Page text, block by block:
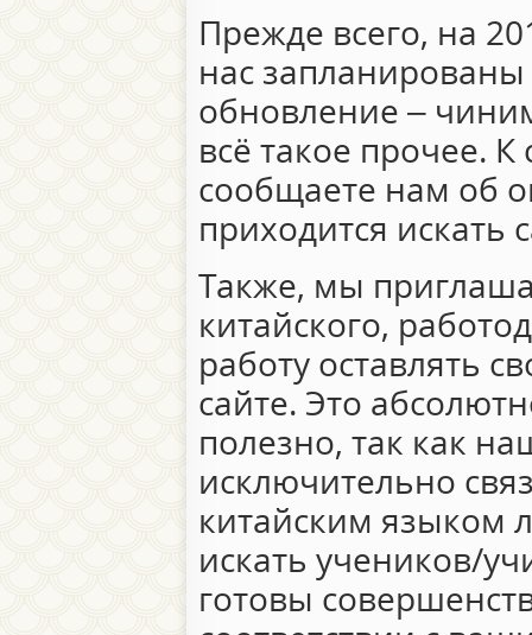
Прежде всего, на
нас
обновление –
всё такое прочее.
сообщаете нам об
приходится искать
Также, мы
китайского,
работу оставлять
сайте. Это
полезно, так как
исключительно
китайским языком
искать учеников/
готовы